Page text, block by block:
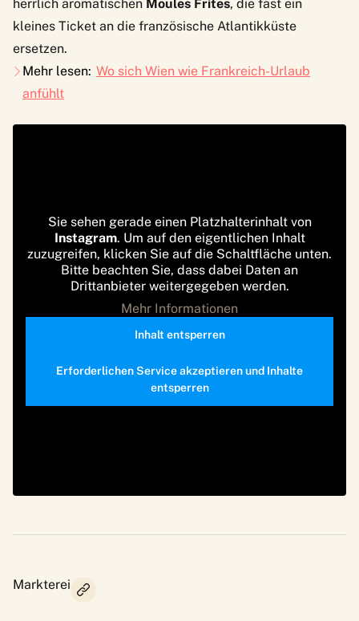
herrlich aromatischen Moules Frites, die fast ein
kleines Ticket an die französische Atlantikküste
ersetzen.
Mehr lesen: Wo sich Wien wie Frankreich-Urlaub
anfühlt
Sie sehen gerade einen Platzhalterinhalt von
Instagram. Um auf den eigentlichen Inhalt
zuzugreifen, klicken Sie auf die Schaltfläche unten.
Bitte beachten Sie, dass dabei Daten an
Drittanbieter weitergegeben werden.
Mehr Informationen
Inhalt entsperren
Erforderlichen Service akzeptieren und Inhalte
entsperren
Markterei